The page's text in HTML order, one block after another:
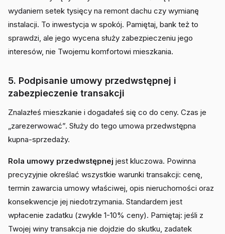
wydaniem setek tysięcy na remont dachu czy wymianę
instalacji. To inwestycja w spokój. Pamiętaj, bank też to
sprawdzi, ale jego wycena służy zabezpieczeniu jego
interesów, nie Twojemu komfortowi mieszkania.
5. Podpisanie umowy przedwstępnej i
zabezpieczenie transakcji
Znalazłeś mieszkanie i dogadałeś się co do ceny. Czas je
„zarezerwować”. Służy do tego umowa przedwstępna
kupna-sprzedaży.
Rola umowy przedwstępnej jest kluczowa. Powinna
precyzyjnie określać wszystkie warunki transakcji: cenę,
termin zawarcia umowy właściwej, opis nieruchomości oraz
konsekwencje jej niedotrzymania. Standardem jest
wpłacenie zadatku (zwykle 1-10% ceny). Pamiętaj: jeśli z
Twojej winy transakcja nie dojdzie do skutku, zadatek